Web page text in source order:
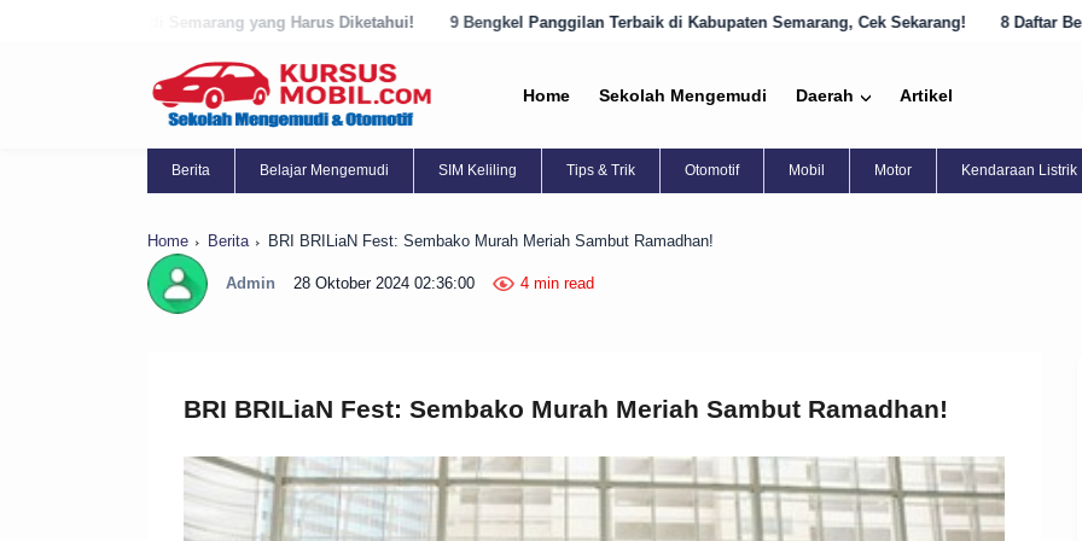
yang Harus Diketahui! 9 Bengkel Panggilan Terbaik di Kabupaten Semarang, Cek Sekarang! 8 Daftar Bengkel Panggilan Terbaik
Home Sekolah Mengemudi Daerah Artikel
Berita Belajar Mengemudi SIM Keliling Tips & Trik Otomotif Mobil Motor Kendaraan Listrik
Home Berita BRI BRILiaN Fest: Sembako Murah Meriah Sambut Ramadhan!
Admin 28 Oktober 2024 02:36:00 4 min read
BRI BRILiaN Fest: Sembako Murah Meriah Sambut Ramadhan!